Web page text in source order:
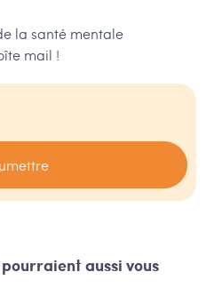
la santé mentale
mail !
aussi vous